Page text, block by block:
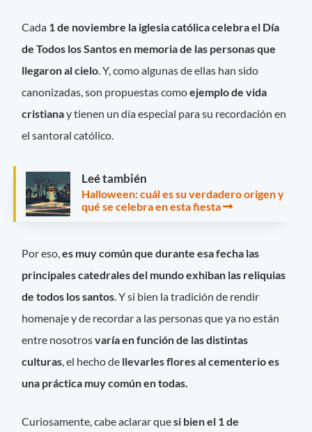
Cada 1 de noviembre la iglesia católica celebra el Día
de Todos los Santosen memoria de las personas que
llegaron al cielo . Y, como algunas de ellas han sido
canonizadas, son propuestas comoejemplo de vida
cristianay tienen un día especial para su recordación en
el santoral católico.
Leé también
Halloween: cuál es su verdadero origen y
qué se celebra en esta fiesta
Por eso,es muy común que durante esa fecha las
principales catedrales del mundo exhiban las reliquias
de todos los santos. Y si bien la tradición de rendir
homenaje y de recordar a las personas que ya no están
entre nosotrosvaría en función de las distintas
culturas, el hecho de llevarles flores al cementerio es
una práctica muy común en todas.
Curiosamente, cabe aclarar quesi bien el 1 de